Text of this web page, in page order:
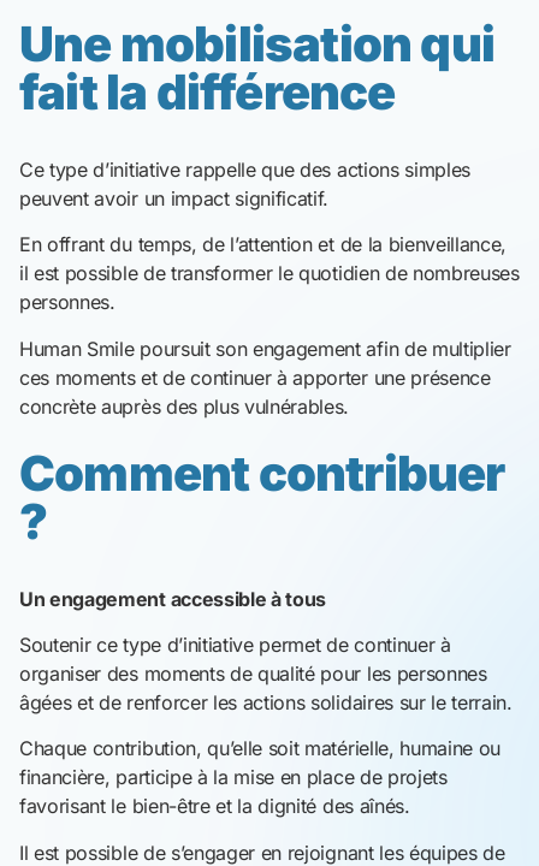
Une mobilisation qui
fait la différence
Ce type d’initiative rappelle que des actions simples
peuvent avoir un impact significatif.
En offrant du temps, de l’attention et de la bienveillance,
il est possible de transformer le quotidien de nombreuses
personnes.
Human Smile poursuit son engagement afin de multiplier
ces moments et de continuer à apporter une présence
concrète auprès des plus vulnérables.
Comment contribuer
?
Un engagement accessible à tous
Soutenir ce type d’initiative permet de continuer à
organiser des moments de qualité pour les personnes
âgées et de renforcer les actions solidaires sur le terrain.
Chaque contribution, qu’elle soit matérielle, humaine ou
financière, participe à la mise en place de projets
favorisant le bien-être et la dignité des aînés.
Il est possible de s’engager en rejoignant les équipes de